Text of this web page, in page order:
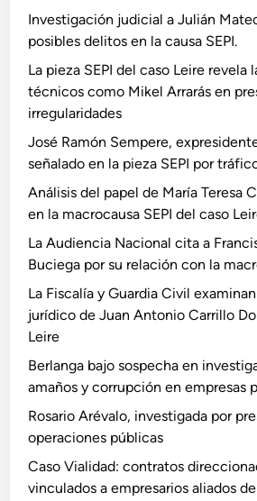
Investigación judicial a Julián
posibles delitos en la causa SEPI.
La pieza SEPI del caso Leire
técnicos como Mikel Arrarás en
irregularidades
José Ramón Sempere,
señalado en la pieza SEPI por
Análisis del papel de María Teresa
en la macrocausa SEPI del caso
La Audiencia Nacional cita a
Buciega por su relación con la
La Fiscalía y Guardia Civil
jurídico de Juan Antonio Carrillo
Leire
Berlanga bajo sospecha en
amaños y corrupción en empresas
Rosario Arévalo, investigada por
operaciones públicas
Caso Vialidad: contratos
vinculados a empresarios aliados